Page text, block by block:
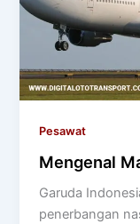
Pesawat
Mengenal
Garuda
penerbangan